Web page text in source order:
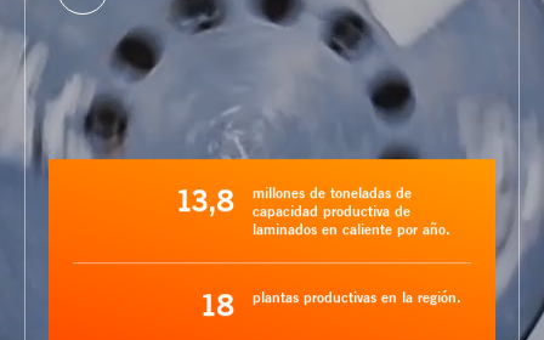
13,8
millones de toneladas de
capacidad productiva de
laminados en caliente por año.
18 plantas productivas en la región.